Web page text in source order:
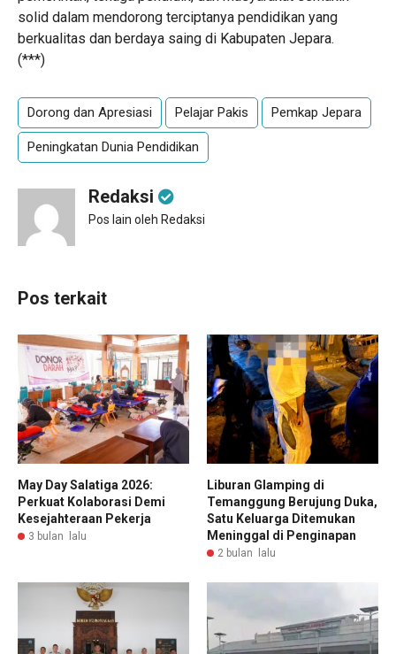
solid dalam mendorong terciptanya pendidikan yang
berkualitas dan berdaya saing di Kabupaten Jepara.
(***)
Dorong dan Apresiasi Pelajar Pakis Pemkap Jepara
Peningkatan Dunia Pendidikan
Redaksi
Pos lain oleh Redaksi
Pos terkait
May Day Salatiga 2026:
Perkuat Kolaborasi Demi
Kesejahteraan Pekerja
3 bulan lalu
Liburan Glamping di
Temanggung Berujung Duka,
Satu Keluarga Ditemukan
Meninggal di Penginapan
2 bulan lalu